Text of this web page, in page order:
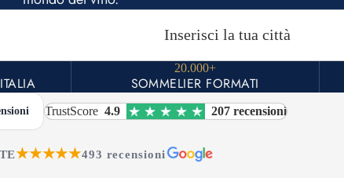
20.000+
SOMMELIER FORMATI
TrustScore 4.9 207 recensioni
★★★★★493 recensioni